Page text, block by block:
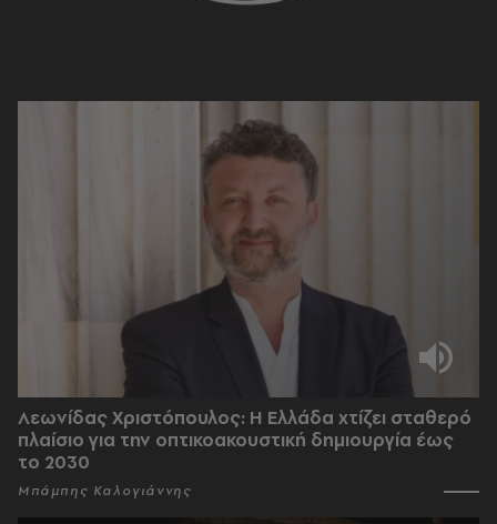
Λεωνίδας Χριστόπουλος: Η Ελλάδα χτίζει σταθερό
πλαίσιο για την οπτικοακουστική δημιουργία έως
το 2030
Μπάμπης Καλογιάννης